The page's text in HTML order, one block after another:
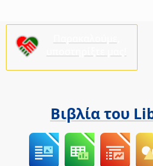
Βιβλία του